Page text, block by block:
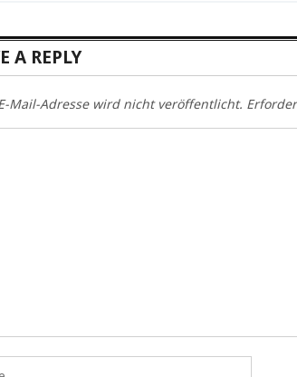
A REPLY
Mail-Adresse wird nicht veröffentlicht.